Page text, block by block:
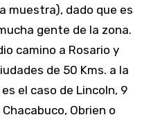
muestra), dado que es
gente de la zona.
camino a Rosario y
de 50 Kms. a la
el caso de Lincoln, 9
Obrien o